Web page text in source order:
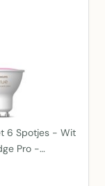
6 Spotjes - Wit
Pro -…